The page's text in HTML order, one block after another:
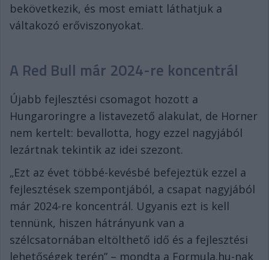
bekövetkezik, és most emiatt láthatjuk a
váltakozó erőviszonyokat.
A Red Bull már 2024-re koncentrál
Újabb fejlesztési csomagot hozott a
Hungaroringre a listavezető alakulat, de Horner
nem kertelt: bevallotta, hogy ezzel nagyjából
lezártnak tekintik az idei szezont.
„Ezt az évet többé-kevésbé befejeztük ezzel a
fejlesztések szempontjából, a csapat nagyjából
már 2024-re koncentrál. Ugyanis ezt is kell
tennünk, hiszen hátrányunk van a
szélcsatornában eltölthető idő és a fejlesztési
lehetőségek terén” – mondta a Formula.hu-nak